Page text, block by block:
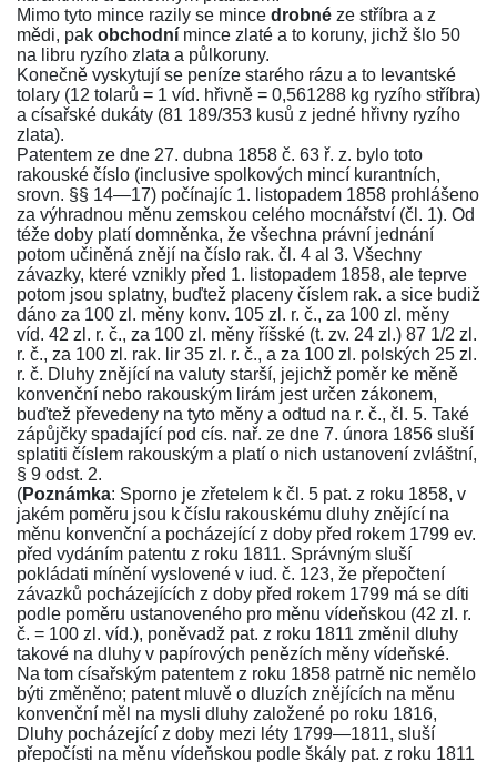
Mimo tyto mince razily se mince drobné ze stříbra a z
mědi, pak obchodní mince zlaté a to koruny, jichž šlo 50
na libru ryzího zlata a půlkoruny.
Konečně vyskytují se peníze starého rázu a to levantské
tolary (12 tolarů = 1 víd. hřivně = 0,561288 kg ryzího stříbra)
a císařské dukáty (81 189/353 kusů z jedné hřivny ryzího
zlata).
Patentem ze dne 27. dubna 1858 č. 63 ř. z. bylo toto
rakouské číslo (inclusive spolkových mincí kurantních,
srovn. §§ 14—17) počínajíc 1. listopadem 1858 prohlášeno
za výhradnou měnu zemskou celého mocnářství (čl. 1). Od
téže doby platí domněnka, že všechna právní jednání
potom učiněná znějí na číslo rak. čl. 4 al 3. Všechny
závazky, které vznikly před 1. listopadem 1858, ale teprve
potom jsou splatny, buďtež placeny číslem rak. a sice budiž
dáno za 100 zl. měny konv. 105 zl. r. č., za 100 zl. měny
víd. 42 zl. r. č., za 100 zl. měny říšské (t. zv. 24 zl.) 87 1/2 zl.
r. č., za 100 zl. rak. lir 35 zl. r. č., a za 100 zl. polských 25 zl.
r. č. Dluhy znějící na valuty starší, jejichž poměr ke měně
konvenční nebo rakouským lirám jest určen zákonem,
buďtež převedeny na tyto měny a odtud na r. č., čl. 5. Také
zápůjčky spadající pod cís. nař. ze dne 7. února 1856 sluší
splatiti číslem rakouským a platí o nich ustanovení zvláštní,
§ 9 odst. 2.
(Poznámka: Sporno je zřetelem k čl. 5 pat. z roku 1858, v
jakém poměru jsou k číslu rakouskému dluhy znějící na
měnu konvenční a pocházející z doby před rokem 1799 ev.
před vydáním patentu z roku 1811. Správným sluší
pokládati mínění vyslovené v iud. č. 123, že přepočtení
závazků pocházejících z doby před rokem 1799 má se díti
podle poměru ustanoveného pro měnu vídeňskou (42 zl. r.
č. = 100 zl. víd.), poněvadž pat. z roku 1811 změnil dluhy
takové na dluhy v papírových penězích měny vídeňské.
Na tom císařským patentem z roku 1858 patrně nic nemělo
býti změněno; patent mluvě o dluzích znějících na měnu
konvenční měl na mysli dluhy založené po roku 1816,
Dluhy pocházející z doby mezi léty 1799—1811, sluší
přepočísti na měnu vídeňskou podle škály pat. z roku 1811